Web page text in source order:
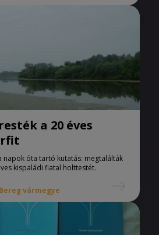
a 20 éves
napok óta tartó kutatás: megtalálták
kispaládi fiatal holttestét.
vármegye